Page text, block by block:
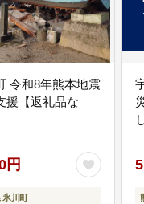
令和8年熊本地震
援【返礼品な
円
氷川町